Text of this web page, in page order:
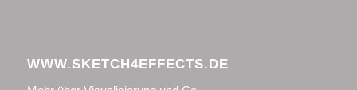
WWW.SKETCH4EFFECTS.DE